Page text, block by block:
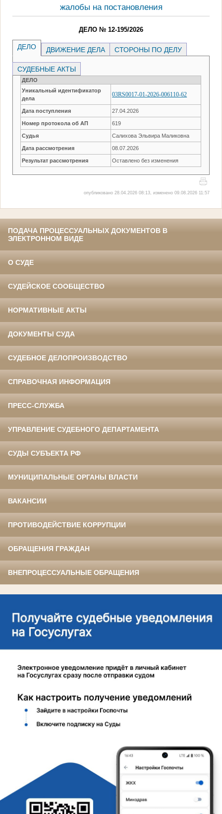
жалобы на постановления
ДЕЛО № 12-195/2026
ДЕЛО ДВИЖЕНИЕ ДЕЛА СТОРОНЫ ПО ДЕЛУ
СУДЕБНЫЕ АКТЫ
ДЕЛО
Уникальный идентификатор
дела
03RS0017-01-2026-006110-62
Дата поступления 27.04.2026
Номер протокола об АП 619
Судья Салихова Эльвира Маликовна
Дата рассмотрения 08.07.2026
Результат рассмотрения Оставлено без изменения
опубликовано 28.04.2026 08:13, изменено 09.08.2026 11:57
ПОДАЧА ПРОЦЕССУАЛЬНЫХ ДОКУМЕНТОВ В
ЭЛЕКТРОННОМ ВИДЕ
О СУДЕ
СУДЕЙСКОЕ СООБЩЕСТВО
НОРМАТИВНЫЕ АКТЫ
ДОКУМЕНТЫ СУДА
СУДЕБНОЕ ДЕЛОПРОИЗВОДСТВО
СПРАВОЧНАЯ ИНФОРМАЦИЯ
ПРЕСС-СЛУЖБА
УПРАВЛЕНИЕ СУДЕБНОГО ДЕПАРТАМЕНТА
СУДЫ СУБЪЕКТА РФ
МУНИЦИПАЛЬНЫЕ ОРГАНЫ ВЛАСТИ
ВАКАНСИИ
ПРОТИВОДЕЙСТВИЕ КОРРУПЦИИ
ОБРАЩЕНИЯ ГРАЖДАН
ВНЕПРОЦЕССУАЛЬНЫЕ ОБРАЩЕНИЯ